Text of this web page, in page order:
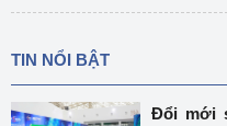
TIN NỔI BẬT
Đổi mới